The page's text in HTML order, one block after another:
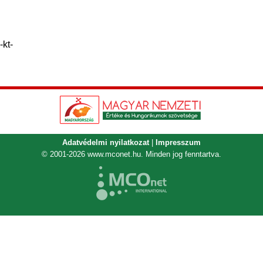
-kt-
Adatvédelmi nyilatkozat
Impresszum
© 2001-2026 www.mconet.hu . Minden jog fenntartva.